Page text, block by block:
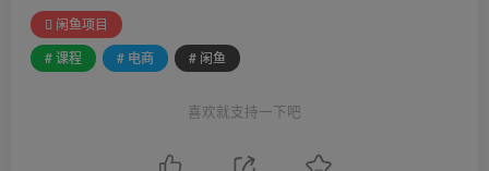
闲鱼项目
# 课程
# 电商 # 闲鱼
喜欢就支持一下吧